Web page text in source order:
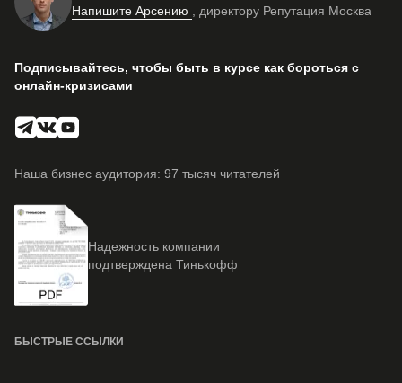
Подписывайтесь, чтобы быть в курсе как бороться с
онлайн-кризисами
Наша бизнес аудитория: 97 тысяч читателей
Надежность компании
подтверждена Тинькофф
БЫСТРЫЕ ССЫЛКИ
Напишите Арсению , директору Репутация Москва